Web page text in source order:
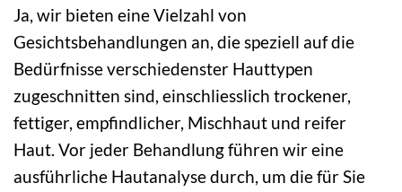
Ja, wir bieten eine Vielzahl von
Gesichtsbehandlungen an, die speziell auf die
Bedürfnisse verschiedenster Hauttypen
zugeschnitten sind, einschliesslich trockener,
fettiger, empfindlicher, Mischhaut und reifer
Haut. Vor jeder Behandlung führen wir eine
ausführliche Hautanalyse durch, um die für Sie